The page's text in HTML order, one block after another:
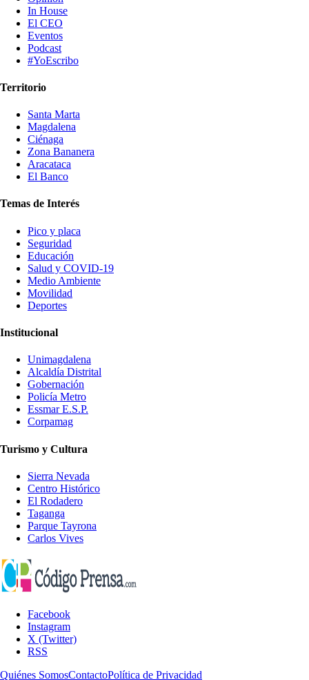
In House
El CEO
Eventos
Podcast
#YoEscribo
Territorio
Santa Marta
Magdalena
Ciénaga
Zona Bananera
Aracataca
El Banco
Temas de Interés
Pico y placa
Seguridad
Educación
Salud y COVID-19
Medio Ambiente
Movilidad
Deportes
Institucional
Unimagdalena
Alcaldía Distrital
Gobernación
Policía Metro
Essmar E.S.P.
Corpamag
Turismo y Cultura
Sierra Nevada
Centro Histórico
El Rodadero
Taganga
Parque Tayrona
Carlos Vives
Facebook
Instagram
X (Twitter)
RSS
Quiénes SomosContactoPolítica de Privacidad